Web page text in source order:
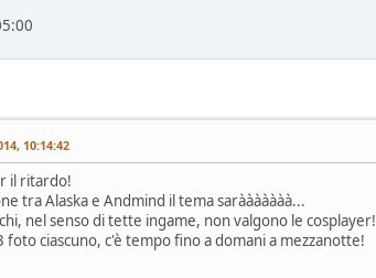
10:14:42
il ritardo!
tra Alaska e Andmind il tema sarààààààà...
nel senso di tette ingame, non valgono le cosplayer!
foto ciascuno, c'è tempo fino a domani a mezzanotte!